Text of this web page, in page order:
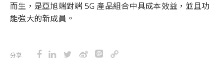
而生，是亞旭端對端 5G 產品組合中具成本效益，並且功
能強大的新成員。
分享